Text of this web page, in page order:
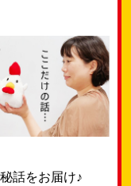
話をお届け♪